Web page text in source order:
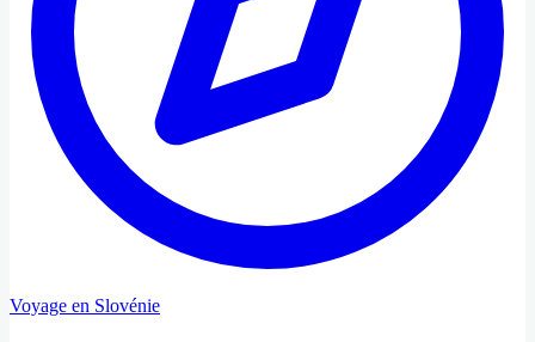
Voyage en Slovénie